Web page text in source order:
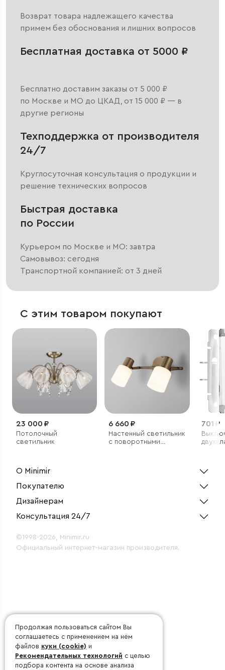
Возврат товара надлежащего качества
примем без обоснования и лишних вопросов
Бесплатная доставка от 5000 ₽
Бесплатно доставим заказы от 5 000 ₽
по Москве и МО до ЦКАД, от 15 000 ₽ — в
другие регионы
Техподдержка от производителя
24/7
Круглосуточная консультация о продукции и
решение технических вопросов
Быстрая доставка
по России
Курьером по Москве и МО: завтра
Самовывоз: сегодня
Транспортной компанией: от 3 дней
С этим товаром покупают
23 000 ₽
Потолочный
светильник
6 660 ₽
Настенный светильник
с поворотными
701 ₽
О Minimir
Покупателю
Дизайнерам
Консультация 24/7
©1998-2026, Minimir.ru
Официальный интернет-магазин производителя.
Продолжая пользоваться сайтом Вы
соглашаетесь с применением на нём
файлов куки (cookie) и
Рекомендательных технологий с целью
подбора контента на основе анализа